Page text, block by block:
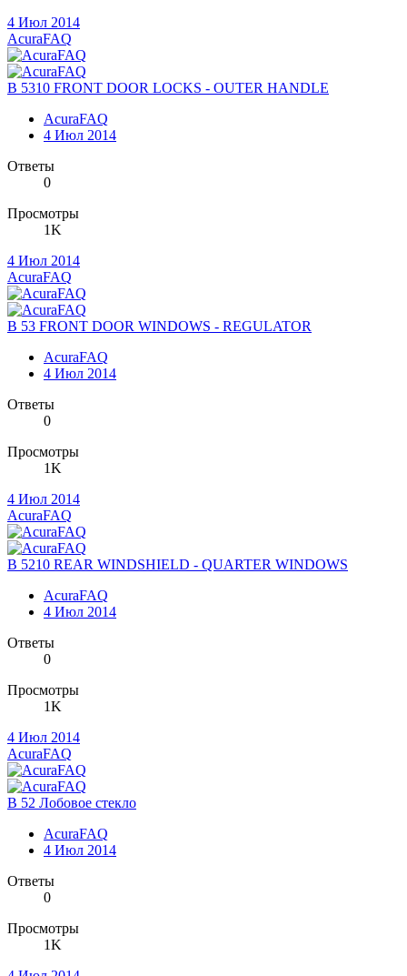
4 Июл 2014
AcuraFAQ
B 5310 FRONT DOOR LOCKS - OUTER HANDLE
AcuraFAQ
4 Июл 2014
Ответы
0
Просмотры
1K
4 Июл 2014
AcuraFAQ
B 53 FRONT DOOR WINDOWS - REGULATOR
AcuraFAQ
4 Июл 2014
Ответы
0
Просмотры
1K
4 Июл 2014
AcuraFAQ
B 5210 REAR WINDSHIELD - QUARTER WINDOWS
AcuraFAQ
4 Июл 2014
Ответы
0
Просмотры
1K
4 Июл 2014
AcuraFAQ
B 52 Лобовое стекло
AcuraFAQ
4 Июл 2014
Ответы
0
Просмотры
1K